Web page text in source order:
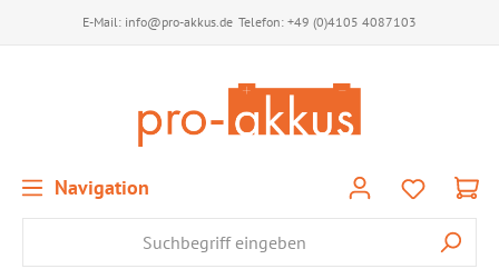
E-Mail: info@pro-akkus.de Telefon: +49 (0)4105 4087103
Navigation